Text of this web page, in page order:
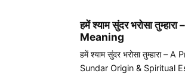
हमें श्याम सुंदर भरोसा
Meaning
हमें श्याम सुंदर भरोसा तुम्हारा –
Sundar Origin & Spiritual